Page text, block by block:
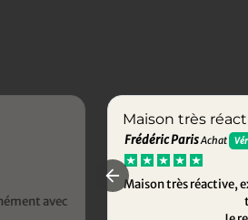
avec
Maison très
Frédéric ParisAchat
Maison très réactive,